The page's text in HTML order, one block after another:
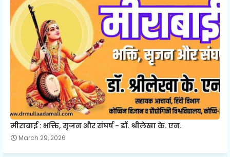
मीराबाई : भक्ति, सृजन और संघर्ष - डॉ. श्रीलेखा के. एन.
March 29, 2026